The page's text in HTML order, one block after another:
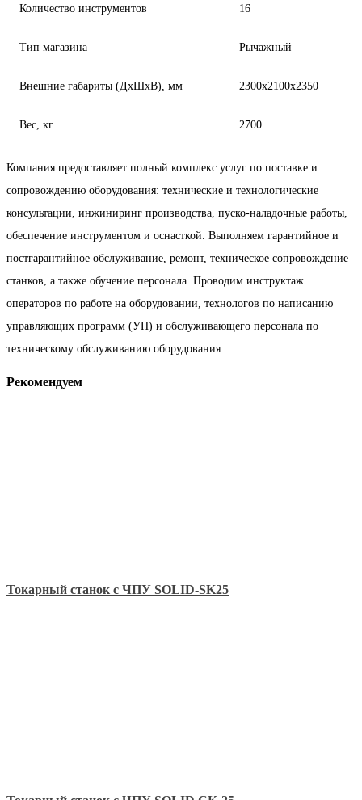
Количество инструментов 16
Тип магазина Рычажный
Внешние габариты (ДxШxВ), мм 2300x2100x2350
Вес, кг 2700
Компания предоставляет полный комплекс услуг по поставке и
сопровождению оборудования: технические и технологические
консультации, инжиниринг производства, пуско-наладочные работы,
обеспечение инструментом и оснасткой. Выполняем гарантийное и
постгарантийное обслуживание, ремонт, техническое сопровождение
станков, а также обучение персонала. Проводим инструктаж
операторов по работе на оборудовании, технологов по написанию
управляющих программ (УП) и обслуживающего персонала по
техническому обслуживанию оборудования.
Рекомендуем
Токарный станок с ЧПУ SOLID-SK25